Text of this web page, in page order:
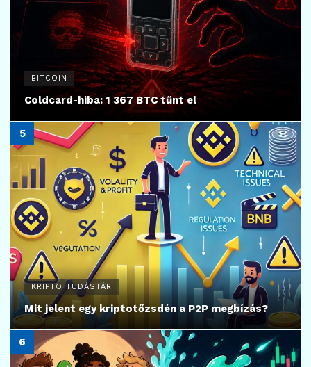
BITCOIN
Coldcard-hiba: 1 367 BTC tűnt el
KRIPTO TUDÁSTÁR
Mit jelent egy kriptotőzsdén a P2P megbízás?